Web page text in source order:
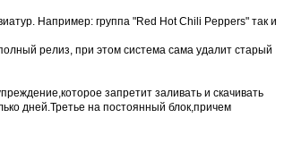
Например: группа "Red Hot Chili Peppers" так и
релиз, при этом система сама удалит старый
запретит заливать и скачивать
дней.Третье на постоянный блок,причем